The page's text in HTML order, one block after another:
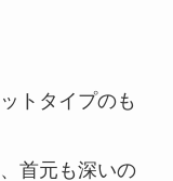
トタイプのも
首元も深いの